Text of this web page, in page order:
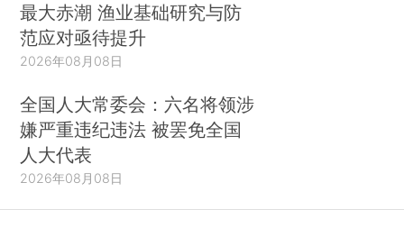
最大赤潮 渔业基础研究与防
范应对亟待提升
2026年08月08日
全国人大常委会：六名将领涉
嫌严重违纪违法 被罢免全国
人大代表
2026年08月08日